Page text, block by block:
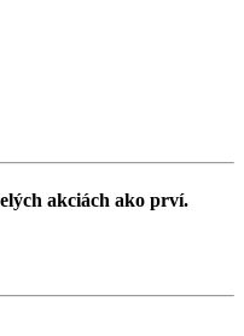
akciách ako prví.